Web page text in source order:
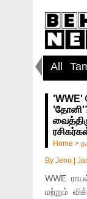
All
'WWE'
Home >
By Jeno
WWE
மற்றும்